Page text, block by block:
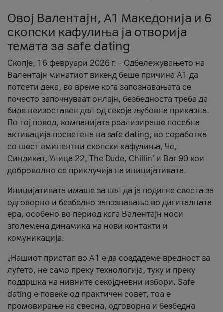
Овој Валентајн, A1 Македонија и 6
скопски кафулиња ја отворија
темата за safe dating
Скопје, 16 февруари 2026 г. – Одбележувањето на
Валентајн минатиот викенд беше причина А1 да
потсети дека, во време кога запознавањата се
почесто започнуваат онлајн, безбедноста треба да
биде неизоставен дел од секоја љубовна приказна.
По тој повод, компанијата реализираше посебна
активација посветена на safe dating, во соработка
со шест еминентни скопски кафулиња, Че,
Синдикат, Улица 22, The Dude, Chillin’ и Bar 90 кои
доброволно се приклучија на иницијативата.
Иницијативата имаше за цел да ја подигне свеста за
одговорно и безбедно запознавање во дигиталната
ера, особено во период кога Валентајн носи
зголемена динамика на нови контакти и
комуникација.
„Нашиот пристап во А1 е да создадеме вредност за
луѓето, не само преку технологија, туку и преку
поддршка на нивните секојдневни избори. Safe
dating е повеќе од практичен совет, тоа е
промовирање на свесна, одговорна и безбедна